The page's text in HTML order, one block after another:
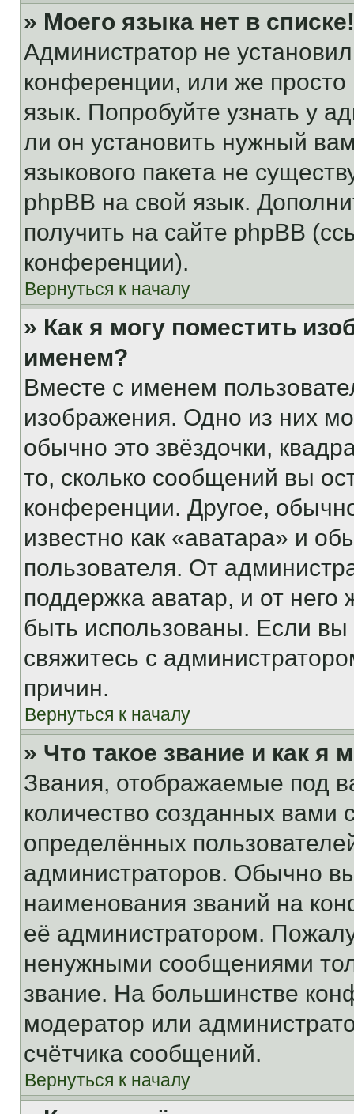
» Моего языка нет в списке!
Администратор не
конференции, или же
язык. Попробуйте узнать у
ли он установить нужный
языкового пакета не
phpBB на свой язык.
получить на сайте phpBB
конференции).
Вернуться к началу
» Как я могу поместить
именем?
Вместе с именем
изображения. Одно из них
обычно это звёздочки,
то, сколько сообщений вы
конференции. Другое,
известно как «аватара» и
пользователя. От
поддержка аватар, и от него
быть использованы. Если
свяжитесь с
причин.
Вернуться к началу
» Что такое звание и как я
Звания, отображаемые под
количество созданных
определённых
администраторов. Обычно
наименования званий на
её администратором.
ненужными сообщениями
звание. На большинстве
модератор или
счётчика сообщений.
Вернуться к началу